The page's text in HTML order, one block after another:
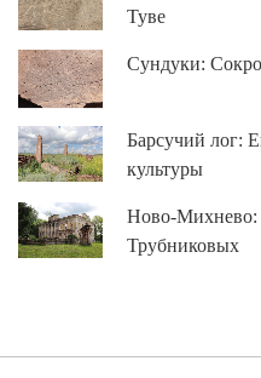
Туве
Сундуки:
Барсучий лог:
культуры
Ново-
Трубниковых